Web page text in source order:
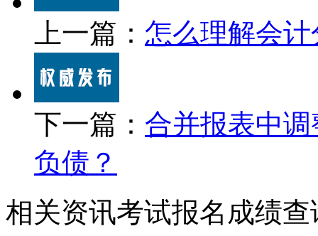
上一篇： 怎么理解会计
下一篇： 合并报表中
负债？
相关资讯考试报名 成绩查